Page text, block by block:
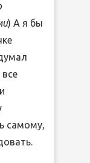
) А я бы
самому,